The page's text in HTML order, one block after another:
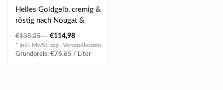
Magnum 1.50 l
Helles Goldgelb, cremig &
röstig nach Nougat &
Marzipan, bisschen Vanille
& wei..
€135,25 €114,98
* Inkl. MwSt. zzgl. Versandkosten
Grundpreis: €76,65 / Liter